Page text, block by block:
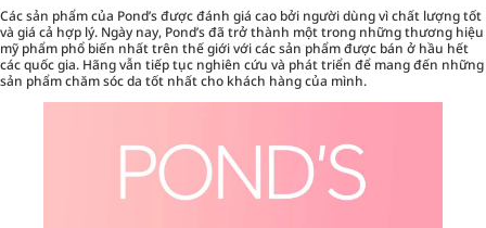
Các sản phẩm của Pond’s được đánh giá cao bởi người dùng vì chất lượng tốt
và giá cả hợp lý. Ngày nay, Pond’s đã trở thành một trong những thương hiệu
mỹ phẩm phổ biến nhất trên thế giới với các sản phẩm được bán ở hầu hết
các quốc gia. Hãng vẫn tiếp tục nghiên cứu và phát triển để mang đến những
sản phẩm chăm sóc da tốt nhất cho khách hàng của mình.